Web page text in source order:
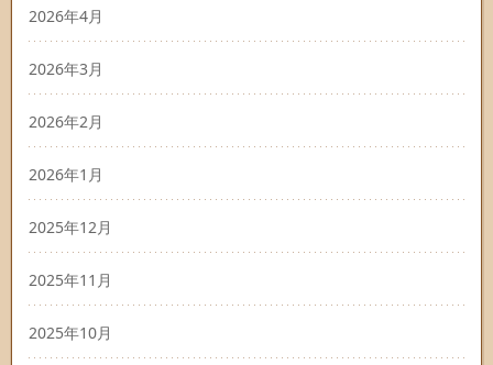
2026年4月
2026年3月
2026年2月
2026年1月
2025年12月
2025年11月
2025年10月